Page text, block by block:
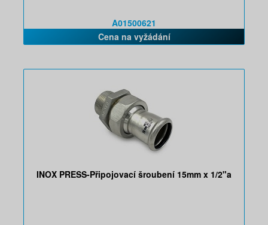
A01500621
Cena na vyžádání
INOX PRESS-Připojovací šroubení 15mm x 1/2"a